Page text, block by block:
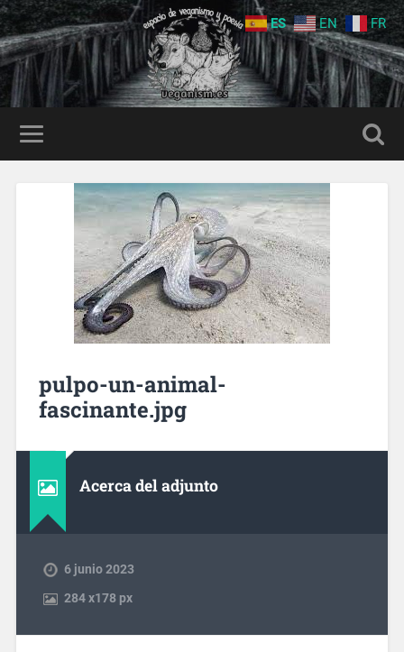
pulpo-un-animal-
fascinante.jpg
Acerca del adjunto
6 junio 2023
284x178 px
ES EN FR